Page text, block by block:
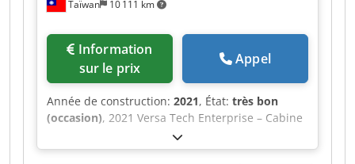
Taïwan 10 111 km
sur le prix
Appel
Année de construction: 2021, État: très bon
(occasion), 2021 Versa Tech Enterprise – Cabine
de soudure insonorisée / Enceinte de soudure
acoustique Composé de : 1. Première enceinte :